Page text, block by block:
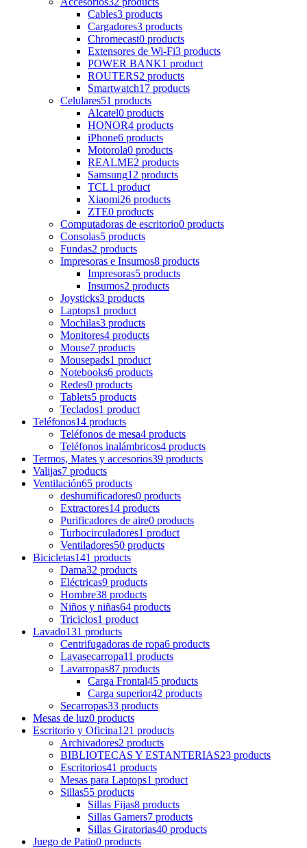
Cables3 products
Cargadores3 products
Chromecast0 products
Extensores de Wi-Fi3 products
POWER BANK1 product
ROUTERS2 products
Smartwatch17 products
Celulares51 products
Alcatel0 products
HONOR4 products
iPhone6 products
Motorola0 products
REALME2 products
Samsung12 products
TCL1 product
Xiaomi26 products
ZTE0 products
Computadoras de escritorio0 products
Consolas5 products
Fundas2 products
Impresoras e Insumos8 products
Impresoras5 products
Insumos2 products
Joysticks3 products
Laptops1 product
Mochilas3 products
Monitores4 products
Mouse7 products
Mousepads1 product
Notebooks6 products
Redes0 products
Tablets5 products
Teclados1 product
Teléfonos14 products
Teléfonos de mesa4 products
Teléfonos inalámbricos4 products
Termos, Mates y accesorios39 products
Valijas7 products
Ventilación65 products
deshumificadores0 products
Extractores14 products
Purificadores de aire0 products
Turbocirculadores1 product
Ventiladores50 products
Bicicletas141 products
Dama32 products
Eléctricas9 products
Hombre38 products
Niños y niñas64 products
Triciclos1 product
Lavado131 products
Centrifugadoras de ropa6 products
Lavasecarropa11 products
Lavarropas87 products
Carga Frontal45 products
Carga superior42 products
Secarropas33 products
Mesas de luz0 products
Escritorio y Oficina121 products
Archivadores2 products
BIBLIOTECAS Y ESTANTERIAS23 products
Escritorios41 products
Mesas para Laptops1 product
Sillas55 products
Sillas Fijas8 products
Sillas Gamers7 products
Sillas Giratorias40 products
Juego de Patio0 products